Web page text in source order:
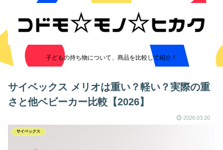
子どもの持ち物について、商品を比較して紹介！
サイベックス メリオは重い？軽い？実際の重
さと他ベビーカー比較【2026】
2026.03.20
サイベックス